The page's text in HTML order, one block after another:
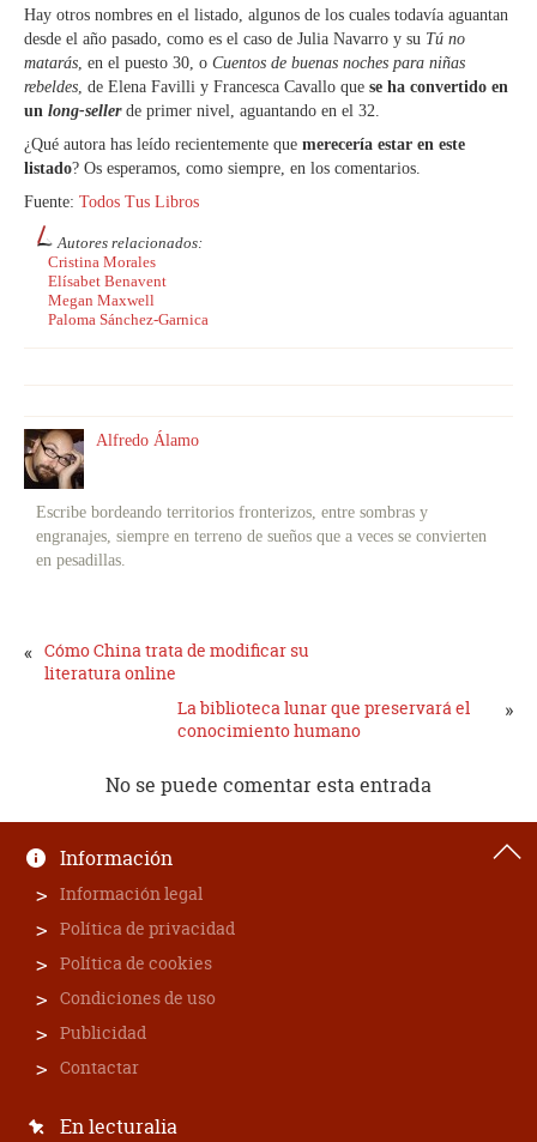
Hay otros nombres en el listado, algunos de los cuales todavía aguantan
desde el año pasado, como es el caso de Julia Navarro y su Tú no
matarás, en el puesto 30, o Cuentos de buenas noches para niñas
rebeldes, de Elena Favilli y Francesca Cavallo que se ha convertido en
un long-seller de primer nivel, aguantando en el 32.
¿Qué autora has leído recientemente que merecería estar en este
listado? Os esperamos, como siempre, en los comentarios.
Fuente: Todos Tus Libros
Autores relacionados:
Cristina Morales
Elísabet Benavent
Megan Maxwell
Paloma Sánchez-Garnica
Alfredo Álamo
Escribe bordeando territorios fronterizos, entre sombras y
engranajes, siempre en terreno de sueños que a veces se convierten
en pesadillas.
« Cómo China trata de modificar su
literatura online
La biblioteca lunar que preservará el
conocimiento humano
»
No se puede comentar esta entrada
Información
Información legal
Política de privacidad
Política de cookies
Condiciones de uso
Publicidad
Contactar
En lecturalia